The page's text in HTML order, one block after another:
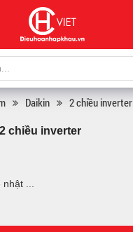
Daikin 2 chiều inverter
chiều inverter
...